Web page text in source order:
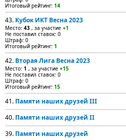
Итоговый рейтинг: 14
43. Кубок ИКТ Весна 2023
Место: 43 , за участие +1
Не поставил ставок: 0
Штраф: 0
Итоговый рейтинг: 1
42. Вторая Лига Весна 2023
Место: 1 , за участие +15
Не поставил ставок: 0
Штраф: 0
Итоговый рейтинг: 15
41. Памяти наших друзей III
40. Памяти наших друзей II
39. Памяти наших друзей